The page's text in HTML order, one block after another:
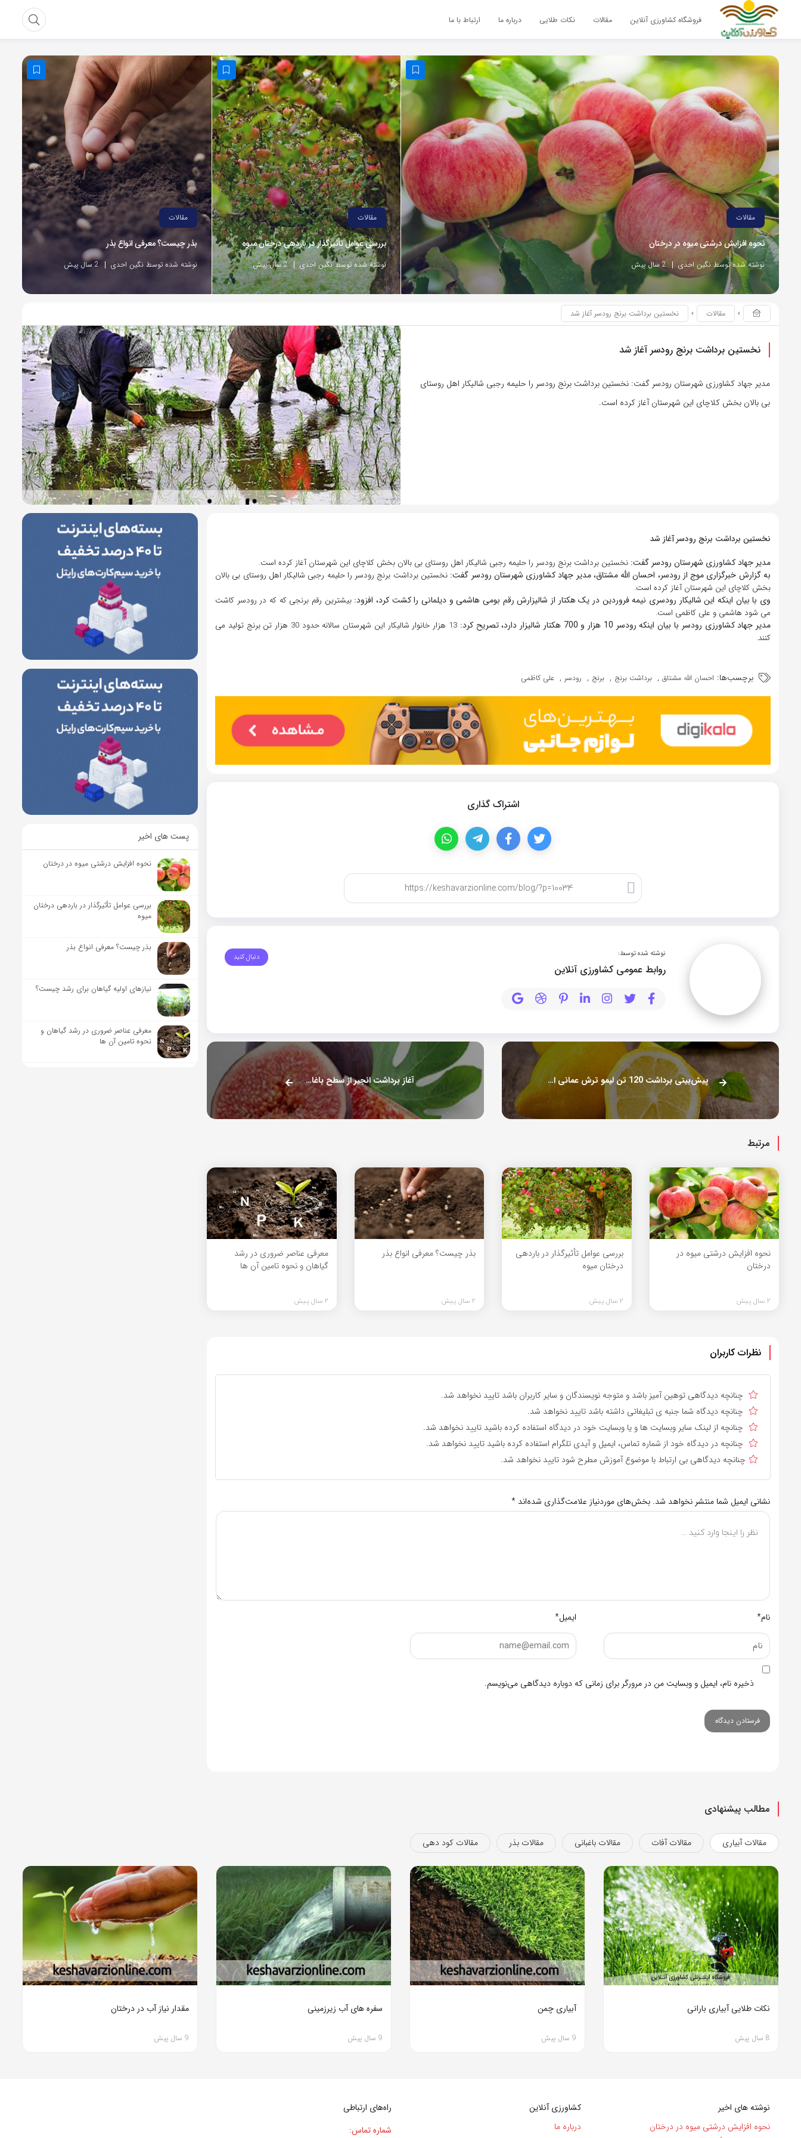
فروشگاه کشاورزی آنلاین مقالات نکات طلایی درباره ما ارتباط با ما
مقالات
نحوه افزایش درشتی میوه در درختان
نوشته شده توسط نگین احدی 2 سال پیش
مقالات
بررسی عوامل تأثیرگذار در باردهی درختان میوه
نوشته شده توسط نگین احدی 2 سال پیش
مقالات
بذر چیست؟ معرفی انواع بذر
نوشته شده توسط نگین احدی 2 سال پیش
مقالات نخستین برداشت برنج رودسر آغاز شد
نخستین برداشت برنج رودسر آغاز شد
مدیر جهاد کشاورزی شهرستان رودسر گفت: نخستین برداشت برنج رودسر را حلیمه رجبی شالیکار اهل روستای
بی بالان بخش کلاچای این شهرستان آغاز کرده است.
نخستین برداشت برنج رودسر آغاز شد
مدیر جهاد کشاورزی شهرستان رودسر گفت: نخستین برداشت برنج رودسر را حلیمه رجبی شالیکار اهل روستای بی بالان بخش کلاچای این شهرستان آغاز کرده است.
به گزارش خبرگزاری موج از رودسر، احسان الله مشتاق، مدیر جهاد کشاورزی شهرستان رودسر گفت:نخستین برداشت برنج رودسر را حلیمه رجبی شالیکار اهل روستای بی بالان
بخش کلاچای این شهرستان آغاز کرده است.
وی با بیان اینکه این شالیکار رودسری نیمه فروردین در یک هکتار از شالیزارش رقم بومی هاشمی و دیلمانی را کشت کرد، افزود:بیشترین رقم برنجی که که در رودسر کاشت
می شود هاشمی و علی کاظمی است.
مدیر جهاد کشاورزی رودسر با بیان اینکه رودسر 10 هزار و 700 هکتار شالیزار دارد، تصریح کرد:
13 هزار خانوار شالیکار این شهرستان سالانه حدود 30 هزار تن برنج تولید می
کنند.
برچسب‌ها: احسان الله مشتاق , برداشت برنج , برنج , رودسر , علی کاظمی
اشتراک گذاری
دنبال کنید نوشته شده توسط:
روابط عمومی کشاورزی آنلاین
پیش‌بینی برداشت 120 تن لیمو ترش عمانی از باغات ماژین آغاز برداشت انجیر از سطح باغات ایذه
مرتبط
نحوه افزایش درشتی میوه در
درختان
2 سال پیش
بررسی عوامل تأثیرگذار در باردهی
درختان میوه
2 سال پیش
بذر چیست؟ معرفی انواع بذر
2 سال پیش
معرفی عناصر ضروری در رشد
گیاهان و نحوه تامین آن ها
2 سال پیش
نظرات کاربران
چنانچه دیدگاهی توهین آمیز باشد و متوجه نویسندگان و سایر کاربران باشد تایید نخواهد شد.
چنانچه دیدگاه شما جنبه ی تبلیغاتی داشته باشد تایید نخواهد شد.
چنانچه از لینک سایر وبسایت ها و یا وبسایت خود در دیدگاه استفاده کرده باشید تایید نخواهد شد.
چنانچه در دیدگاه خود از شماره تماس، ایمیل و آیدی تلگرام استفاده کرده باشید تایید نخواهد شد.
چنانچه دیدگاهی بی ارتباط با موضوع آموزش مطرح شود تایید نخواهد شد.
نشانی ایمیل شما منتشر نخواهد شد. بخش‌های موردنیاز علامت‌گذاری شده‌اند *
نام* ایمیل*
ذخیره نام، ایمیل و وبسایت من در مرورگر برای زمانی که دوباره دیدگاهی می‌نویسم.
پست های اخیر
نحوه افزایش درشتی میوه در درختان
بررسی عوامل تأثیرگذار در باردهی درختان
میوه
بذر چیست؟ معرفی انواع بذر
نیاز‌های اولیه گیاهان برای رشد چیست؟
معرفی عناصر ضروری در رشد گیاهان و
نحوه تامین آن ها
مطالب پیشنهادی
مقالات آبیاری مقالات آفات مقالات باغبانی مقالات بذر مقالات کود دهی
نکات طلایی آبیاری بارانی
8 سال پیش
آبیاری چمن
9 سال پیش
سفره های آب زیرزمینی
9 سال پیش
مقدار نیاز آب در درختان
9 سال پیش
نوشته های اخیر
نحوه افزایش درشتی میوه در درختان
کشاورزی آنلاین
درباره ما
راه‌های ارتباطی
شماره تماس: